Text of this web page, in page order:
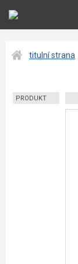
titulní strana
PRODUKT